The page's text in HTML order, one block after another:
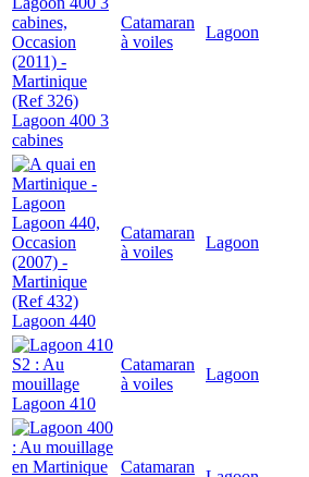
Lagoon 400 3
cabines
Catamaran
à voiles
Lagoon
Lagoon 440
Catamaran
à voiles
Lagoon
Lagoon 410
Catamaran
à voiles
Lagoon
Catamaran